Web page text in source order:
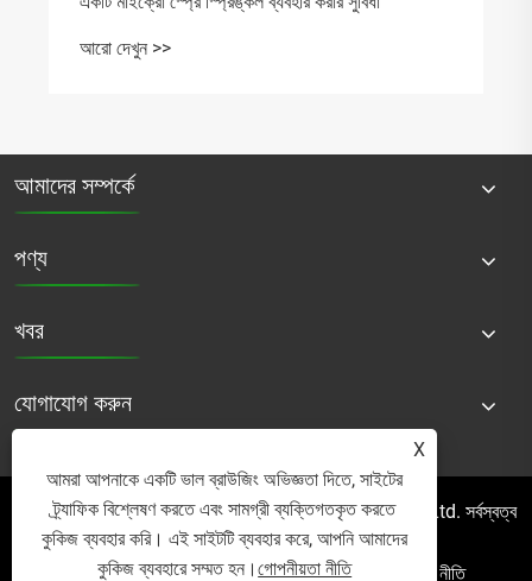
আমাদের সম্পর্কে
পণ্য
খবর
যোগাযোগ করুন
কপিরাইট © 2025 Micro Mist Irrigation Products Co., Ltd. সর্বস্বত্ব
সংরক্ষিত৷
Links
Sitemap RSS XML গোপনীয়তা নীতি
X
আমরা আপনাকে একটি ভাল ব্রাউজিং অভিজ্ঞতা দিতে, সাইটের
ট্র্যাফিক বিশ্লেষণ করতে এবং সামগ্রী ব্যক্তিগতকৃত করতে
কুকিজ ব্যবহার করি। এই সাইটটি ব্যবহার করে, আপনি আমাদের
কুকিজ ব্যবহারে সম্মত হন।গোপনীয়তা নীতি